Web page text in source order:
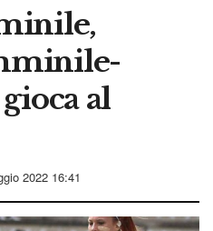
al
2022 16:41